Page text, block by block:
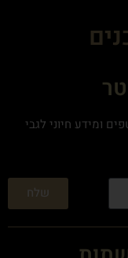
ומידע חיוני לגבי
שלח